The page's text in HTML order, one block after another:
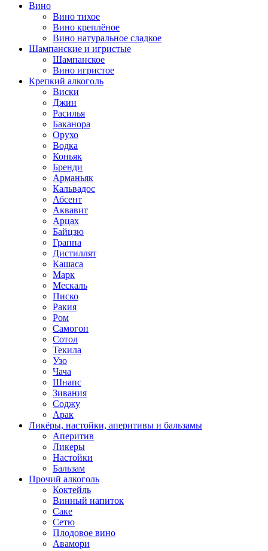
Вино
Вино тихое
Вино креплёное
Вино натуральное сладкое
Шампанские и игристые
Шампанское
Вино игристое
Крепкий алкоголь
Виски
Джин
Расилья
Баканора
Орухо
Водка
Коньяк
Бренди
Арманьяк
Кальвадос
Абсент
Аквавит
Арцах
Байцзю
Граппа
Дистиллят
Кашаса
Марк
Мескаль
Писко
Ракия
Ром
Самогон
Сотол
Текила
Узо
Чача
Шнапс
Зивания
Соджу
Арак
Ликёры, настойки, аперитивы и бальзамы
Аперитив
Ликеры
Настойки
Бальзам
Прочий алкоголь
Коктейль
Винный напиток
Саке
Сетю
Плодовое вино
Авамори